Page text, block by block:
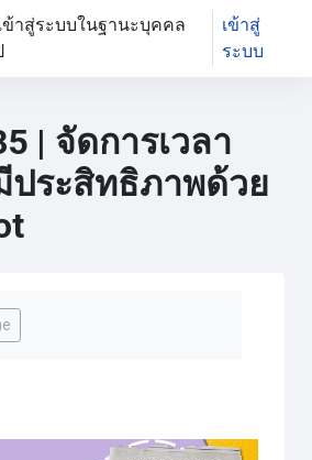
ข้าสู่ระบบในฐานะบุคคล
เข้าสู่
ระบบ
| จัดการเวลา
ประสิทธิภาพด้วย